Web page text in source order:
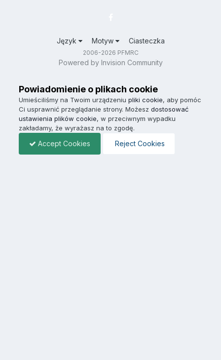
Język Motyw Ciasteczka
2006-2026 PFMRC
Powered by Invision Community
Powiadomienie o plikach cookie
Umieściliśmy na Twoim urządzeniu pliki cookie, aby pomóc
Ci usprawnić przeglądanie strony. Możesz dostosować
ustawienia plików cookie, w przeciwnym wypadku
zakładamy, że wyrażasz na to zgodę.
Accept Cookies Reject Cookies